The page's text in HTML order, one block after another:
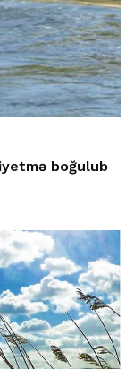
boğulub